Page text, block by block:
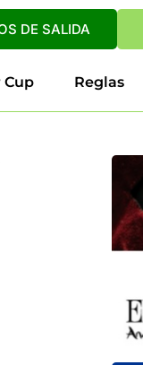
DE SALIDA
Cup Reglas